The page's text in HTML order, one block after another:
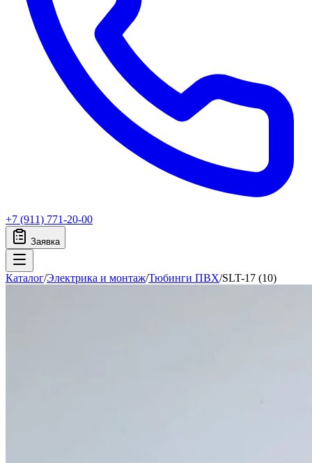
+7 (911) 771-20-00
Заявка
Каталог/Электрика и монтаж/Тюбинги ПВХ/SLT-17 (10)